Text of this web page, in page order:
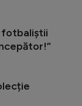
fotbaliștii